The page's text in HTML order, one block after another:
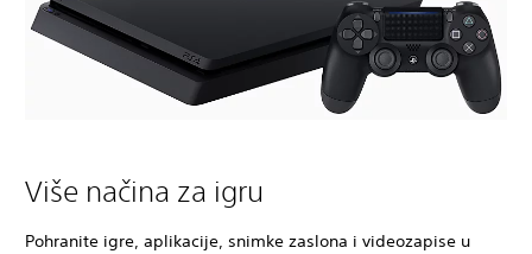
Više načina za igru
Pohranite igre, aplikacije, snimke zaslona i videozapise u